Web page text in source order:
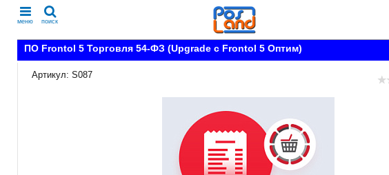
меню поиск
ПО Frontol 5 Торговля 54-ФЗ (Upgrade с Frontol 5 Оптим)
Артикул: S087